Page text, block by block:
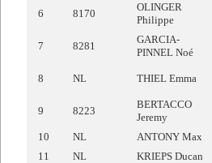
6 8170
OLINGER
Philippe
7 8281
GARCIA-
PINNEL Noé
8 NL THIEL Emma
9 8223
BERTACCO
Jeremy
10
NL
ANTONY Max
11
NL KRIEPS Ducan